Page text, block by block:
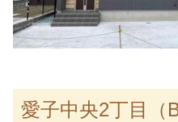
愛子中央2丁目（